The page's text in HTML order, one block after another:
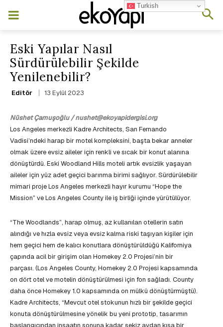
Eski Yapılar Nasıl
Sürdürülebilir Şekilde
Yenilenebilir?
Editör 13 Eylül 2023
Nüshet Çamuşoğlu / nushet@ekoyapidergisi.org
Los Angeles merkezli Kadre Architects, San Fernando
Vadisi’ndeki harap bir motel kompleksini, başta bekar anneler
olmak üzere evsiz aileler için renkli ve sıcak bir konut alanına
dönüştürdü. Eski Woodland Hills moteli artık evsizlik yaşayan
aileler için yüz adet geçici barınma birimi sağlıyor. Sürdürülebilir
mimari proje Los Angeles merkezli hayır kurumu “Hope the
Mission” ve Los Angeles County ile iş birliği içinde yürütülüyor.
“The Woodlands”, harap olmuş, az kullanılan otellerin satın
alındığı ve hızla evsiz veya evsiz kalma riski taşıyan kişiler için
hem geçici hem de kalıcı konutlara dönüştürüldüğü Kaliforniya
çapında acil bir girişim olan Homekey 2.0 Projesi’nin bir
parçası. (Los Angeles County, Homekey 2.0 Projesi kapsamında
on dört otel ve motelin dönüştürülmesi için fon sağladı. County
daha önce Homekey 1.0 kapsamında on mülkü dönüştürmüştü).
Kadre Architects, “Mevcut otel stokunun hızlı bir şekilde geçici
konuta dönüştürülmesine yönelik bu yeni prototip, tasarımın
başlangıcından inşaatın sonuna kadar sekiz aydan kısa bir
Turkish